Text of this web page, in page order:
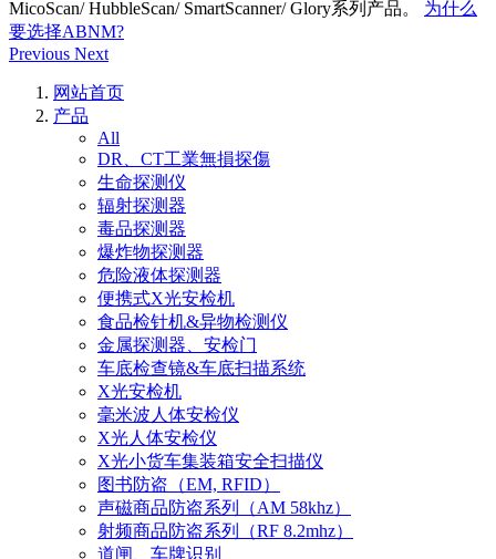
MicoScan/ HubbleScan/ SmartScanner/ Glory系列产品。
为什么
要选择ABNM?
Previous Next
网站首页
产品
All
DR、CT工業無損探傷
生命探测仪
辐射探测器
毒品探测器
爆炸物探测器
危险液体探测器
便携式X光安检机
食品检针机&异物检测仪
金属探测器、安检门
车底检查镜&车底扫描系统
X光安检机
毫米波人体安检仪
X光人体安检仪
X光小货车集装箱安全扫描仪
图书防盗（EM, RFID）
声磁商品防盗系列（AM 58khz）
射频商品防盗系列（RF 8.2mhz）
道闸、车牌识别